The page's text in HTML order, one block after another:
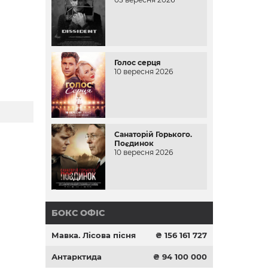
Голос серця
10 вересня 2026
Санаторій Горького.
Поєдинок
10 вересня 2026
БОКС ОФІС
Мавка. Лісова пісня ₴ 156 161 727
Антарктида ₴ 94 100 000